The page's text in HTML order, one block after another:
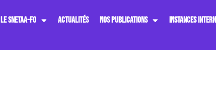
LE SNETAA-FO ACTUALITÉS NOS PUBLICATIONS INSTANCES